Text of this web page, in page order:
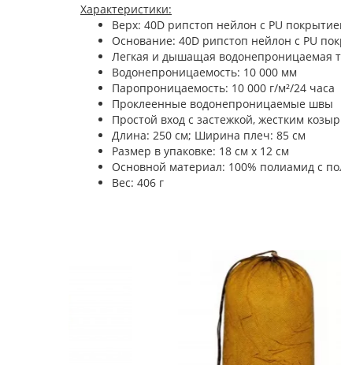
Характеристики:
Верх: 40D рипстоп нейлон с PU
Основание: 40D рипстоп нейлон с PU
Легкая и дышащая водонепроницаемая
Водонепроницаемость: 10 000 мм
Паропроницаемость: 10 000 г/м²/24 часа
Проклеенные водонепроницаемые швы
Простой вход с застежкой, жестким
Длина: 250 см; Ширина плеч: 85 см
Размер в упаковке: 18 см x 12 см
Основной материал: 100% полиамид с
Вес: 406 г